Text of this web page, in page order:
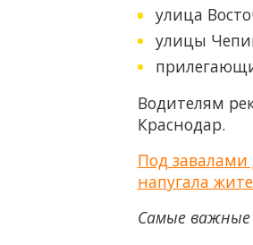
улица
улицы
Водителям
Краснодар.
Под завалами
напугала
Самые важные